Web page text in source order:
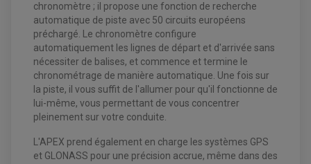
chronomètre ; il propose une fonction de recherche
automatique de piste avec 50 circuits européens
préchargé. Le chronomètre configure
automatiquement les lignes de départ et d'arrivée sans
nécessiter de balises, et commence et termine le
chronométrage de manière automatique. Une fois sur
la piste, il vous suffit de l'allumer pour qu'il fonctionne de
lui-même, vous permettant de vous concentrer
pleinement sur votre conduite.
L'APEX prend également en charge les systèmes GPS
et GLONASS pour une précision accrue, même dans des